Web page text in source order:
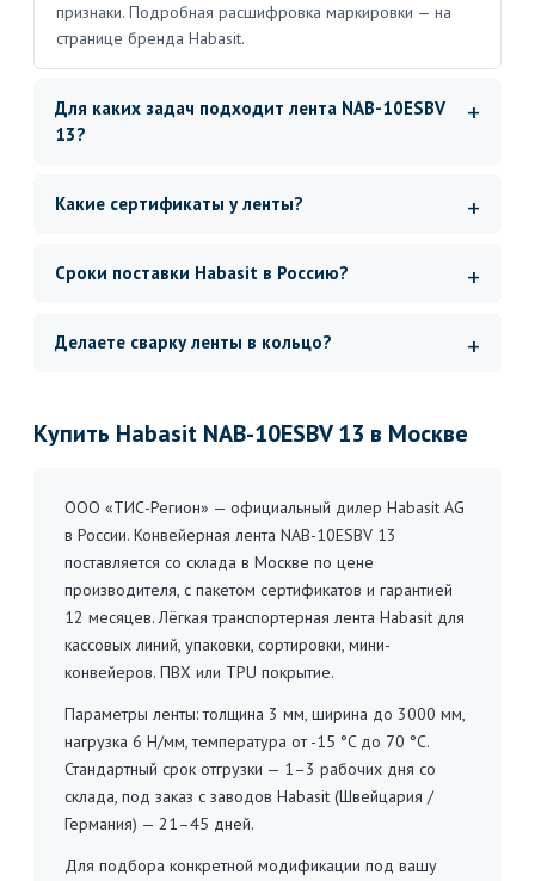
признаки. Подробная расшифровка маркировки — на
странице бренда Habasit.
Для каких задач подходит лента NAB-10ESBV
13?
Какие сертификаты у ленты?
Сроки поставки Habasit в Россию?
Делаете сварку ленты в кольцо?
Купить Habasit NAB-10ESBV 13 в Москве
ООО «ТИС-Регион» — официальный дилер Habasit AG
в России. Конвейерная лента NAB-10ESBV 13
поставляется со склада в Москве по цене
производителя, с пакетом сертификатов и гарантией
12 месяцев. Лёгкая транспортерная лента Habasit для
кассовых линий, упаковки, сортировки, мини-
конвейеров. ПВХ или TPU покрытие.
Параметры ленты: толщина 3 мм, ширина до 3000 мм,
нагрузка 6 Н/мм, температура от -15 °C до 70 °C.
Стандартный срок отгрузки — 1–3 рабочих дня со
склада, под заказ с заводов Habasit (Швейцария /
Германия) — 21–45 дней.
Для подбора конкретной модификации под вашу